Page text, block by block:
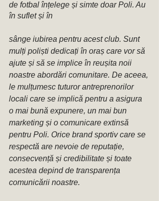
de fotbal înțelege și simte doar Poli. Au
în suflet și în
sânge iubirea pentru acest club. Sunt
mulți poliști dedicați în oraș care vor să
ajute și să se implice în reușita noii
noastre abordări comunitare. De aceea,
le mulțumesc tuturor antreprenorilor
locali care se implică pentru a asigura
o mai bună expunere, un mai bun
marketing și o comunicare extinsă
pentru Poli. Orice brand sportiv care se
respectă are nevoie de reputație,
consecvență și credibilitate și toate
acestea depind de transparența
comunicării noastre.